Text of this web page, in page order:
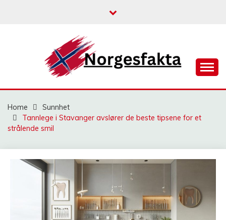
NORGESFAKTA
Home
Sunnhet
Tannlege i Stavanger avslører de beste tipsene for et
strålende smil